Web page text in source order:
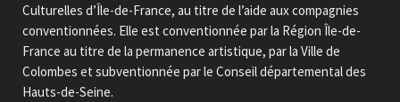
Culturelles d’Île-de-France, au titre de l’aide aux compagnies
conventionnées. Elle est conventionnée par la Région Île-de-
France au titre de la permanence artistique, par la Ville de
Colombes et subventionnée par le Conseil départemental des
Hauts-de-Seine.